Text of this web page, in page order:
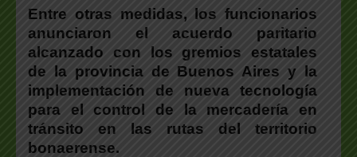
Entre otras medidas, los funcionarios
anunciaron el acuerdo paritario
alcanzado con los gremios estatales
de la provincia de Buenos Aires y la
implementación de nueva tecnología
para el control de la mercadería en
tránsito en las rutas del territorio
bonaerense.